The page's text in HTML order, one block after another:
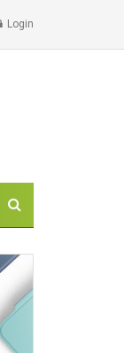
Login